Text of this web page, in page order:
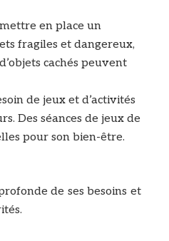
en place un
fragiles et dangereux,
cachés peuvent
de jeux et d’activités
Des séances de jeux de
pour son bien-être.
de ses besoins et